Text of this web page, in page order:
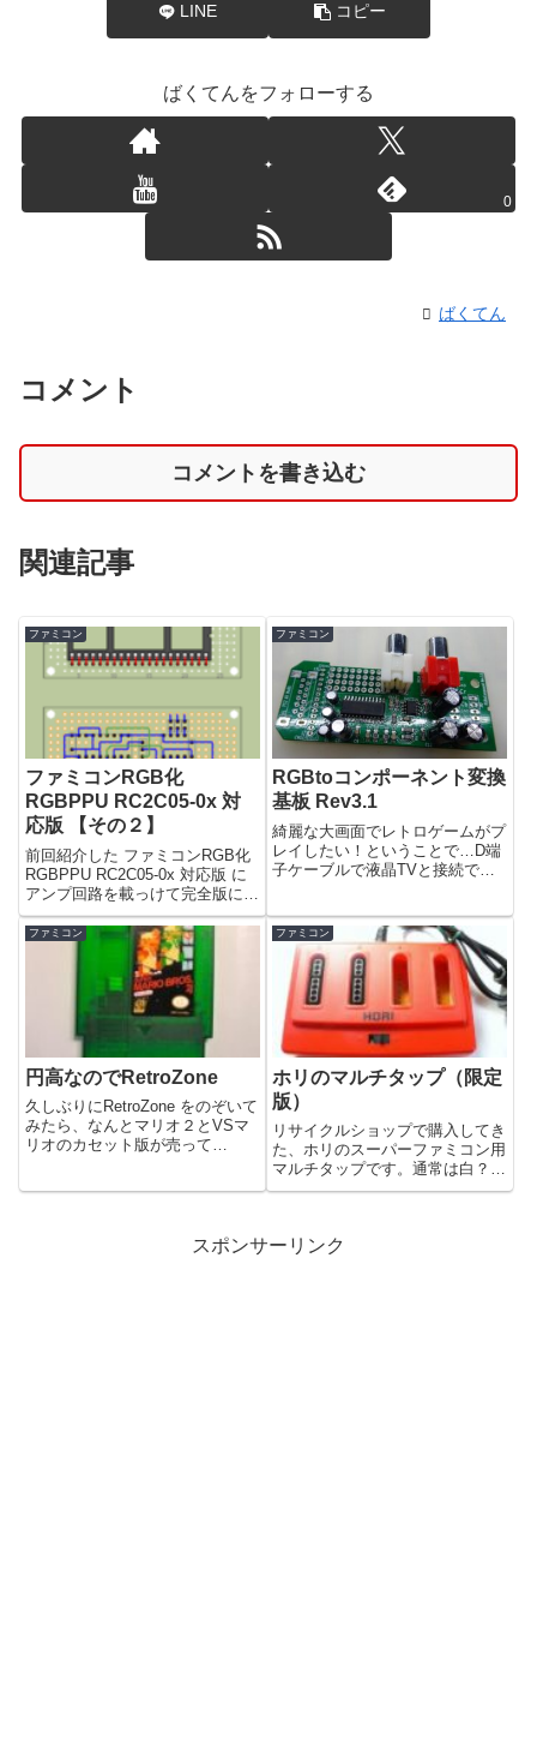
LINE コピー
ばくてんをフォローする
0
ばくてん
コメント
コメントを書き込む
関連記事
ファミコン
ファミコンRGB化
RGBPPU RC2C05-0x 対
応版 【その２】
前回紹介した ファミコンRGB化
RGBPPU RC2C05-0x 対応版 に
アンプ回路を載っけて完全版にし
ました。回路図も公開していま
す。
ファミコン
RGBtoコンポーネント変換
基板 Rev3.1
綺麗な大画面でレトロゲームがプ
レイしたい！ということで…D端
子ケーブルで液晶TVと接続でき
けさんのサイトで様々なゲーム機
で動作確認されていますとむねこ
さんのサイトで液晶T...
ファミコン
円高なのでRetroZone
久しぶりにRetroZone をのぞいて
みたら、なんとマリオ２とVSマ
リオのカセット版が売って
ンカセット化も可能ですけど...
ファミコン
ホリのマルチタップ（限定
版）
リサイクルショップで購入してき
た、ホリのスーパーファミコン用
マルチタップです。通常は白？で
すが、赤いのはスーパーテトリス
スポンサーリンク